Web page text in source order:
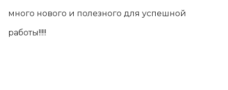
много нового и полезного для успешной
работы!!!!!